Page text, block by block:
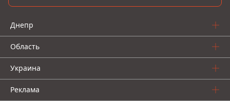
Днепр
Область
Украина
Реклама